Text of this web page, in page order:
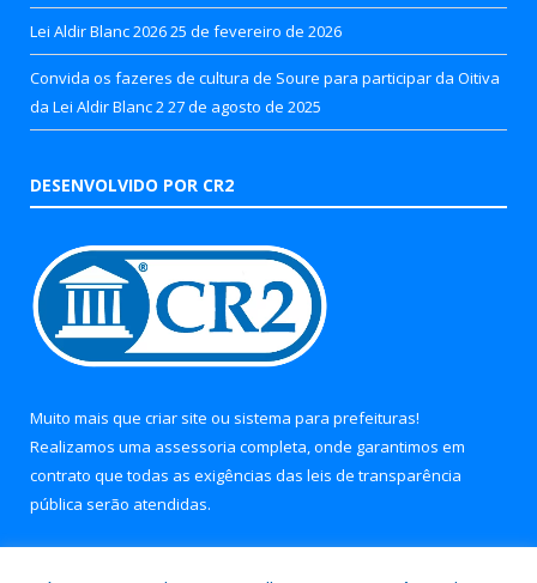
Lei Aldir Blanc 202625 de fevereiro de 2026
Convida os fazeres de cultura de Soure para participar da Oitiva
da Lei Aldir Blanc 2 27 de agosto de 2025
DESENVOLVIDO POR CR2
Muito mais que criar site ou sistema para prefeituras!
Realizamos uma assessoria completa, onde garantimos em
contrato que todas as exigências das leis de transparência
pública serão atendidas.